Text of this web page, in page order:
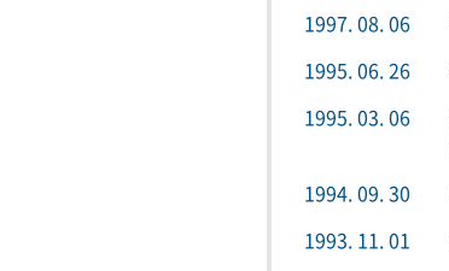
1997. 08. 06
1995. 06. 26
1995. 03. 06
1994. 09. 30
1993. 11. 01